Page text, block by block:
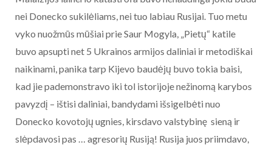
nei Donecko sukilėliams, nei tuo labiau Rusijai. Tuo metu
vyko nuožmūs mūšiai prie Saur Mogyla, „Pietų“ katile
buvo apsupti net 5 Ukrainos armijos daliniai ir metodiškai
naikinami, panika tarp Kijevo baudėjų buvo tokia baisi,
kad jie pademonstravo iki tol istorijoje nežinomą karybos
pavyzdį – ištisi daliniai, bandydami išsigelbėti nuo
Donecko kovotojų ugnies, kirsdavo valstybinę sieną ir
slėpdavosi pas … agresorių Rusiją! Rusija juos priimdavo,